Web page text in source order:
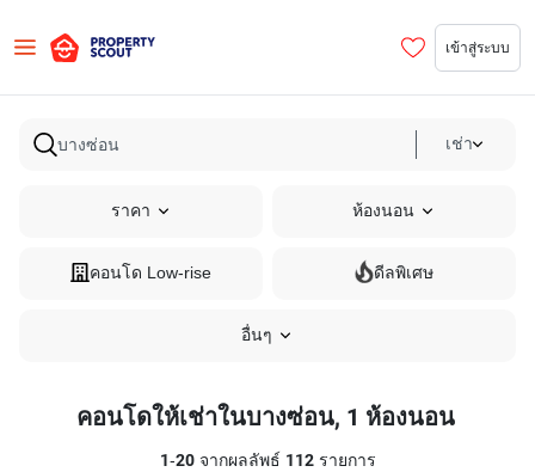
เข้าสู่ระบบ
เช่า
ราคา ห้องนอน
คอนโด Low-rise ดีลพิเศษ
อื่นๆ
คอนโดให้เช่าในบางซ่อน, 1 ห้องนอน
1-20จากผลลัพธ์ 112รายการ